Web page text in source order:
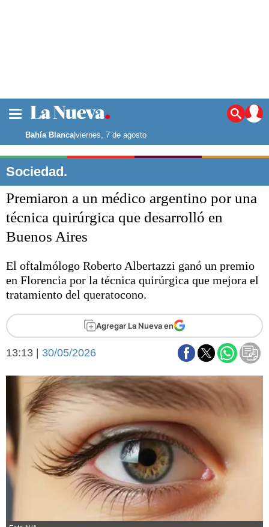
Noticias
La ciudad
Punta Alta
El mundo
Seguridad
Opinión
Liga del Sur
Básquetbol
Fútbol
Aplausos
Cines
Economía y campo
Economía y finanzas
Con el campo
Espacio empresas
Sociedad y tiempo
libre
Sociedad
Tecnología
Turismo
Salud
Es viral
El tiempo
Clasificados
Bahía Blanca|viernes, 7 de agosto
Sociedad.
Premiaron a un médico argentino por una
técnica quirúrgica que desarrolló en
Buenos Aires
El oftalmólogo Roberto Albertazzi ganó un premio
en Florencia por la técnica quirúrgica que mejora el
tratamiento del queratocono.
Agregar La Nueva en
13:13 | 30/05/2026